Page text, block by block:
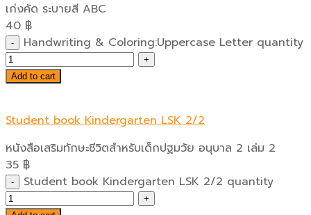
เก่งคัด ระบายสี ABC
40 ฿
Handwriting & Coloring:Uppercase Letter quantity
Add to cart
Student book Kindergarten LSK 2/2
หนังสือเสริมทักษะชีวิตสำหรับเด็กปฐมวัย อนุบาล 2 เล่ม 2
35 ฿
Student book Kindergarten LSK 2/2 quantity